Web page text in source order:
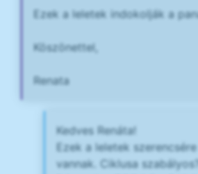
Ezek a leletek indokolják a
Köszönettel,
Renata
Kedves Renáta!
Ezek a leletek
vannak. Ciklusa